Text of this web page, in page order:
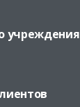
учреждения